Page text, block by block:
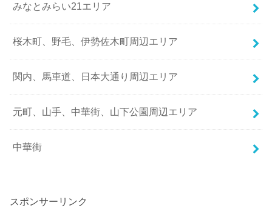
みなとみらい21エリア
桜木町、野毛、伊勢佐木町周辺エリア
関内、馬車道、日本大通り周辺エリア
元町、山手、中華街、山下公園周辺エリア
中華街
スポンサーリンク